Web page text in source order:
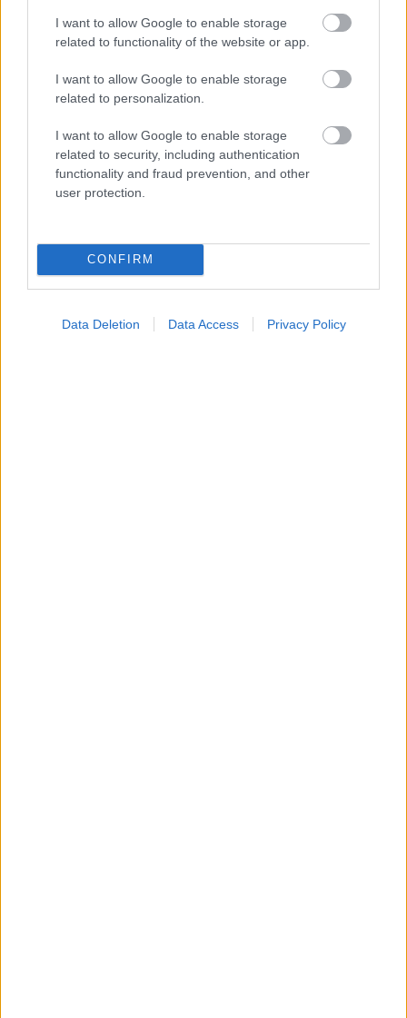
I want to allow Google to enable storage
related to functionality of the website or app.
I want to allow Google to enable storage
related to personalization.
I want to allow Google to enable storage
related to security, including authentication
functionality and fraud prevention, and other
user protection.
CONFIRM
Data Deletion Data Access Privacy Policy
Σημάδια διπολικής διαταραχής